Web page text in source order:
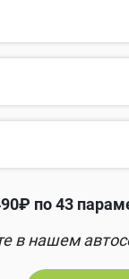
по 43
в нашем